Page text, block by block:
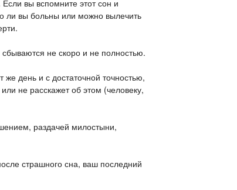
вы вспомните этот сон и
ли вы больны или можно вылечить
не скоро и не полностью.
день и с достаточной точностью,
не расскажет об этом (человеку,
раздачей милостыни,
страшного сна, ваш последний